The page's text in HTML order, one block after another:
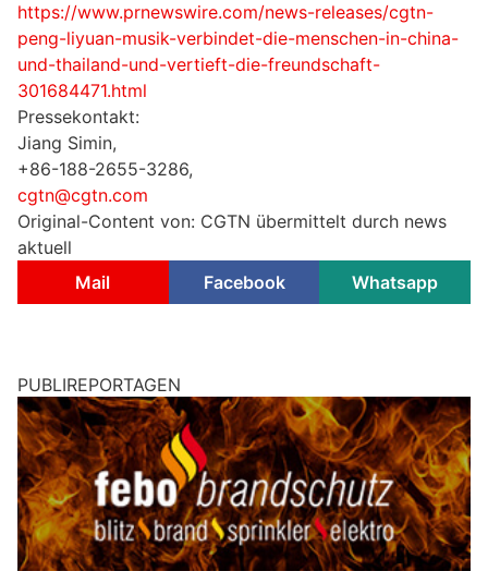
https://www.prnewswire.com/news-releases/cgtn-
peng-liyuan-musik-verbindet-die-menschen-in-china-
und-thailand-und-vertieft-die-freundschaft-
301684471.html
Pressekontakt:
Jiang Simin,
+86-188-2655-3286,
cgtn@cgtn.com
Original-Content von: CGTN übermittelt durch news
aktuell
Mail
Facebook Whatsapp
PUBLIREPORTAGEN